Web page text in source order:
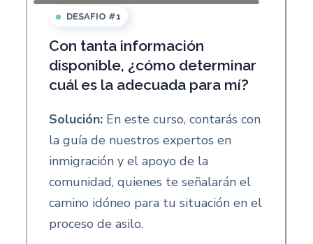
DESAFIO #1
Con tanta información
disponible, ¿cómo determinar
cuál es la adecuada para mí?
Solución: En este curso, contarás con
la guía de nuestros expertos en
inmigración y el apoyo de la
comunidad, quienes te señalarán el
camino idóneo para tu situación en el
proceso de asilo.